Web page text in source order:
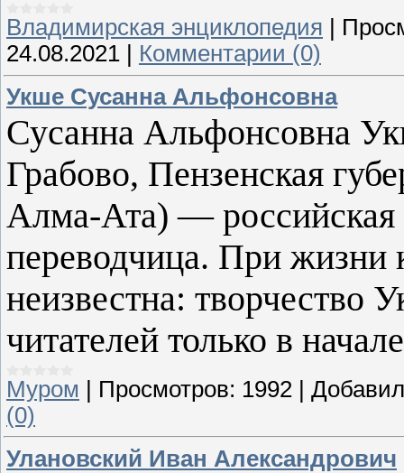
Владимирская энциклопедия
24.08.2021
Комментарии (0)
Укше Сусанна Альфонсовна
Сусанна Альфонсовна
Грабово, Пензенская
Алма-Ата) — российская
переводчица. При жизни
неизвестна: творчество
читателей только в
Муром Просмотров: 1992
(0)
Улановский Иван Александрович